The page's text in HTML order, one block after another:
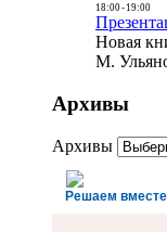
18:00- 19:00
Новая
М.
Архивы
Архивы
Решаем вместе